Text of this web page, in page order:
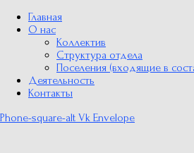
Главная
О нас
Коллектив
Структура отдела
Поселения (входящие в
Деятельность
Контакты
Phone-square-alt Vk Envelope